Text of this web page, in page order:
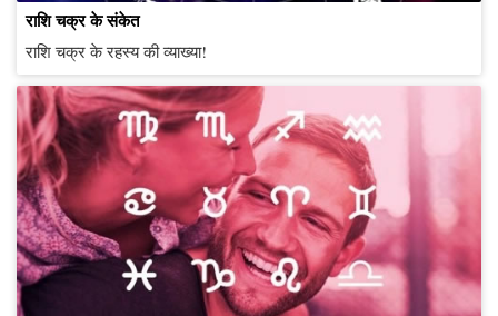
राशि चक्र के संकेत
राशि चक्र के रहस्य की व्याख्या!